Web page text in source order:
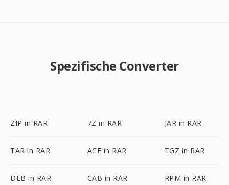
Spezifische Converter
ZIP in RAR 7Z in RAR JAR in RAR
TAR in RAR ACE in RAR TGZ in RAR
DEB in RAR CAB in RAR RPM in RAR